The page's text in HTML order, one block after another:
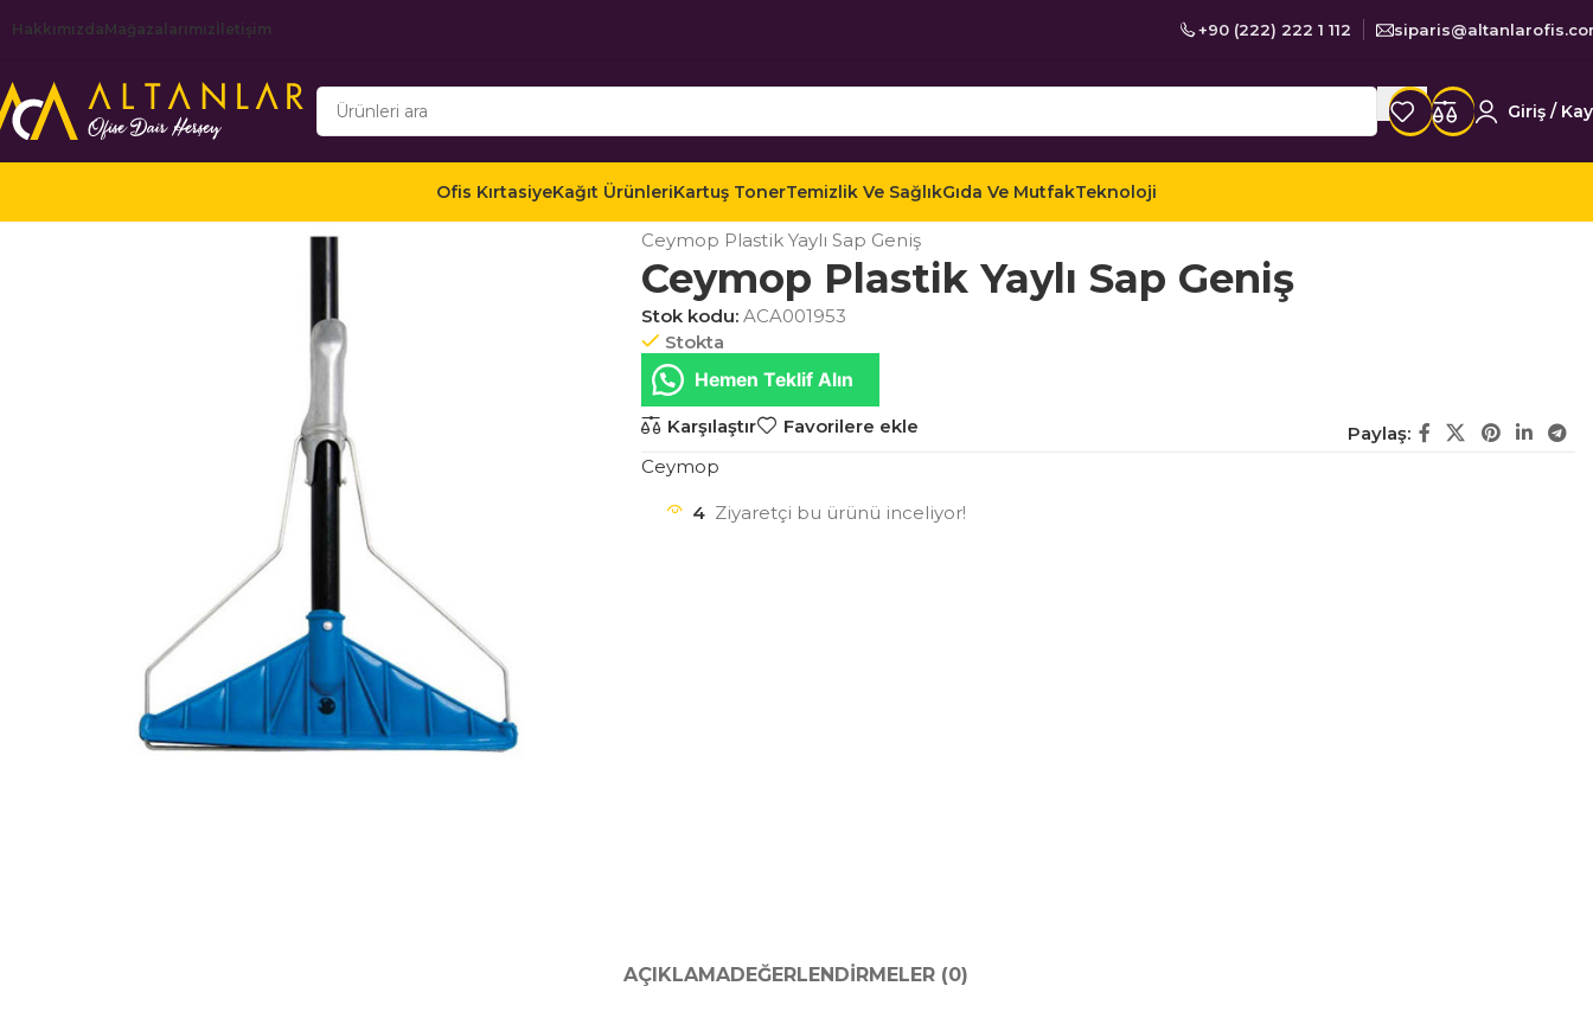
HakkımızdaMağazalarımız İletişim +90 (222) 222 1 112
Giriş /
Ofis KırtasiyeKağıt ÜrünleriKartuş TonerTemizlik Ve SağlıkGıda Ve MutfakTeknoloji
Ceymop Plastik Yaylı Sap Geniş
Ceymop Plastik Yaylı Sap Geniş
Stok kodu: ACA001953
Stokta
Hemen Teklif Alın
Karşılaştır Favorilere ekle
Paylaş:
Ceymop
4 Ziyaretçi bu ürünü inceliyor!
AÇIKLAMADEĞERLENDIRMELER (0)